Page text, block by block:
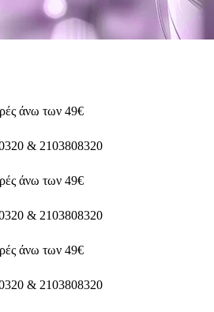
άνω των 49€
& 2103808320
άνω των 49€
& 2103808320
άνω των 49€
& 2103808320